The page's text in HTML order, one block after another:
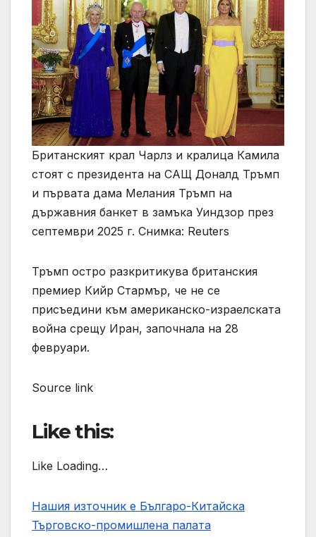
Британският крал Чарлз и кралица Камила
стоят с президента на САЩ Доналд Тръмп
и първата дама Мелания Тръмп на
държавния банкет в замъка Уиндзор през
септември 2025 г. Снимка: Reuters
Тръмп остро разкритикува британския
премиер Кийр Стармър, че не се
присъедини към американско-израелската
война срещу Иран, започнала на 28
февруари.
Source link
Like this:
Like Loading…
Нашия източник е Българо-Китайска
Търговско-промишлена палaта